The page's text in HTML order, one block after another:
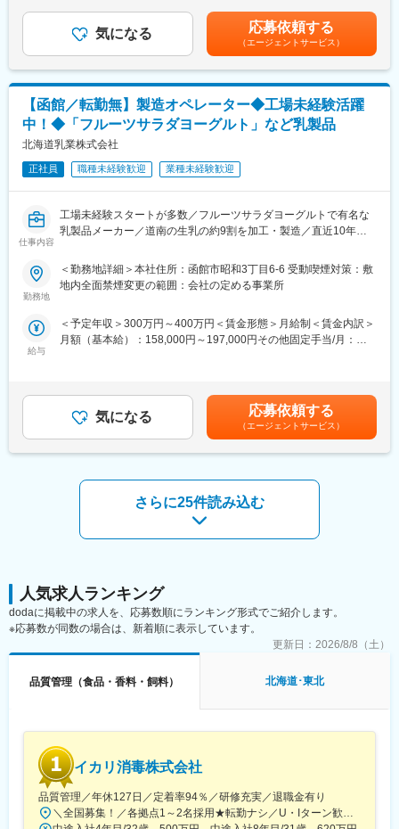
■組織構成：
配属先は20～50代の幅広い年代が活躍中です。風通しがよくフラ
ットな現場では、年次や性別問わず交流が盛んです。チームが一
丸となって、よりこだわりを持った製品を作っています。
「裁量が大きく、新しい環境で常に学びがあるから面白い」と新
卒入社38年目の社員も在籍しており、やりがいと就業環境の良さ
から、長期的に活躍しキャリアを形成していける職場です。
変更の範囲：会社の定める業務
・基準や検査方法の改善提案
既存の検査方法から、生産と品質を両立できる検査方法に改善
します。
を検討します。
・工場・現場確認
⇒自社工場やOEM先の監査業務を行います。
■組織構成：
食品の品質管理課として横断的に活動しており、他業界で見られ
す。
製造部門や衛生管理部門と密接に連携して業務を行い、品質管理
す。
年齢、性別を問わず本人の頑張り次第でキャリアアップが可能な
社風のため、努力次第で「サブリーダー⇒リーダー⇒マネージャ
・トラブル発生時の現場確認
・工場での問題解決活動
■アイリスグループについて：
家電・日用品を中心に取扱商品数約25,000点、グループ売上高は
8,100億円を超えるグローバル企業へと成長を遂げています。
アイリスオーヤマではこれまで暮らしの中の不満・不便を解決す
る「ホームソリューション」の事業を展開してきました。しか
んと一緒に「チャンスは「今」にある」という志のもと、挑戦と
成長を続けていけることを、楽しみにしています。
囲内から上下する可能性がございます。※休日出勤手当あり※リー
ダー職は固定残業手当（50,000円／20～25h／超過分別途支給）※
管理監督職は時間外手当の対象外賃金はあくまでも目安の金額で
あり、選考を通じて上下する可能性があります。月給(月額)は固定
手当を含めた表記です。
気になる 応募依頼する
（エージェントサービス）
【函館／転勤無】製造オペレーター◆工場未経験活躍
中！◆「フルーツサラダヨーグルト」など乳製品
北海道乳業株式会社
正社員 職種未経験歓迎 業種未経験歓迎
仕事内容
工場未経験スタートが多数／フルーツサラダヨーグルトで有名な
乳製品メーカー／道南の生乳の約9割を加工・製造／直近10年で
児休業の実績もあり◎
■業務内容：
て、受注増により製造オペレーターを募集します。
＜製造部門＞※下記いずれかに配属
・製造機械、設備の操作およびメンテナンス
・製造計画に基づいた作業スケジュールの作成
・安全・衛生管理
・パート・アルバイト従業員のシフトや業務管理
■入社後の流れ：
・業務に関しては食品安全管理のため、マニュアルに従って業務
まずは1週間の中途社員研修で製造に限らず、全部門の概要説明と
■中途入社者に関して：
製造部門では新卒、中途が半々くらいとなっており、工場業務未
経験の方の入社実績も多数ございます。
過去入社者事例：自動車整備士、飲食店勤務、ガソリンスタン
6ヶ月の教育スケジュールの中で、月の上旬、下旬にそれぞれ取り
バックをして次のステップに進んでいく流れになります。
教育担当者が丁寧に指導しますので未経験の方でもチャレンジ可
能です。
■函館工場について：
当函館工場は様々な乳製品を一ヵ所において製造している全国的
勤務地
＜勤務地詳細＞本社住所：函館市昭和3丁目6-6 受動喫煙対策：敷
地内全面禁煙変更の範囲：会社の定める事業所
給与
＜予定年収＞300万円～400万円＜賃金形態＞月給制＜賃金内訳＞
月額（基本給）：158,000円～197,000円その他固定手当/月：
定致します。※賞与年2回（前年度実績3.0ヶ月）賃金はあくまでも
目安の金額であり、選考を通じて上下する可能性があります。月
給(月額)は固定手当を含めた表記です。
気になる 応募依頼する
（エージェントサービス）
さらに25件読み込む
人気求人ランキング
dodaに掲載中の求人を、応募数順にランキング形式でご紹介します。
※応募数が同数の場合は、新着順に表示しています。
更新日： 2026/8/8（土）
品質管理（食品・香料・飼料） 北海道･東北
イカリ消毒株式会社
品質管理／年休127日／定着率94％／研修充実／退職金有り